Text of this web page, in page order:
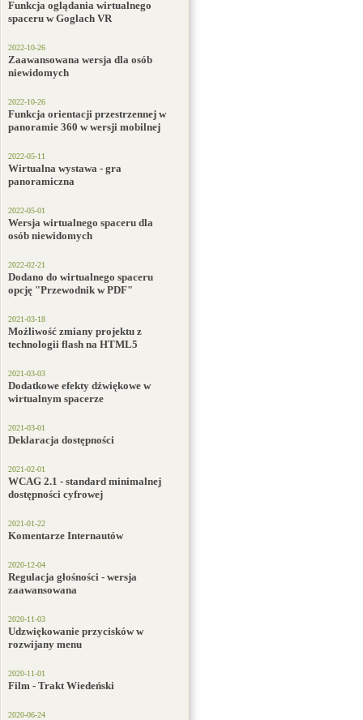
Funkcja oglądania wirtualnego
spaceru w Goglach VR
2022-10-26
Zaawansowana wersja dla osób
niewidomych
2022-10-26
Funkcja orientacji przestrzennej w
panoramie 360 w wersji mobilnej
2022-05-11
Wirtualna wystawa - gra
panoramiczna
2022-05-01
Wersja wirtualnego spaceru dla
osób niewidomych
2022-02-21
Dodano do wirtualnego spaceru
opcję "Przewodnik w PDF"
2021-03-18
Możliwość zmiany projektu z
technologii flash na HTML5
2021-03-03
Dodatkowe efekty dźwiękowe w
wirtualnym spacerze
2021-03-01
Deklaracja dostępności
2021-02-01
WCAG 2.1 - standard minimalnej
dostępności cyfrowej
2021-01-22
Komentarze Internautów
2020-12-04
Regulacja głośności - wersja
zaawansowana
2020-11-03
Udzwiękowanie przycisków w
rozwijany menu
2020-11-01
Film - Trakt Wiedeński
2020-06-24